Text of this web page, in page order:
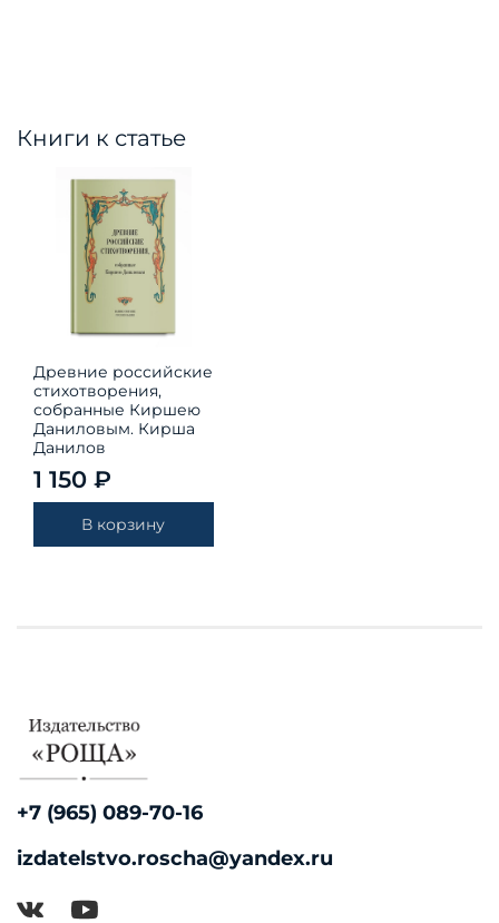
Книги к статье
Древние российские
стихотворения,
собранные Киршею
Даниловым. Кирша
Данилов
1 150 ₽
В корзину
+7 (965) 089-70-16
izdatelstvo.roscha@yandex.ru